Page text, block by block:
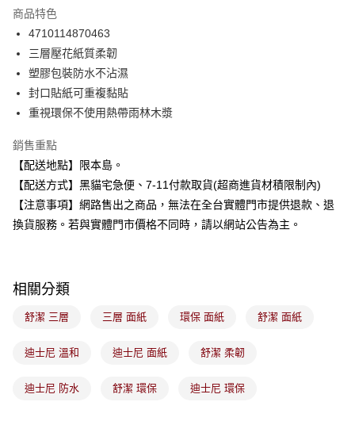
Apple Pay
街口支付
悠遊付
Google Pay
全盈+PAY
【大哥付你分期使用說明】
1.本服務由台灣大哥大提供，台灣大哥大用戶可立即使用無須另外申請。
3.實際核准額度、可分期數及費用金額請依後續交易確認頁面所載為準。
4.訂單成立30分鐘內，如未前往確認交易或遇審核未通過，訂單將自動取
消。如遇「轉專審核」未通過狀況，表示未達大哥付你分期系統評分，恕無
1.分期款項不併入電信帳單，「大哥付你分期」於每月結算日後寄送繳費提
2.透過簡訊連結打開帳單後，可選擇「超商條碼／台灣大直營門市／銀行轉
ATM付款
全家取貨付款
每筆NT$100，滿NT$899(含以上)免運費
7-11取貨付款
商品特色
4710114870463
三層壓花紙質柔韌
塑膠包裝防水不沾濕
封口貼紙可重複黏貼
重視環保不使用熱帶雨林木漿
銷售重點
【配送地點】限本島。
【配送方式】黑貓宅急便、7-11付款取貨(超商進貨材積限制內)
【注意事項】網路售出之商品，無法在全台實體門市提供退款、退
換貨服務。若與實體門市價格不同時，請以網站公告為主。
相關分類
舒潔 三層 三層 面紙 環保 面紙 舒潔 面紙
迪士尼 溫和 迪士尼 面紙 舒潔 柔韌
迪士尼 防水 舒潔 環保 迪士尼 環保